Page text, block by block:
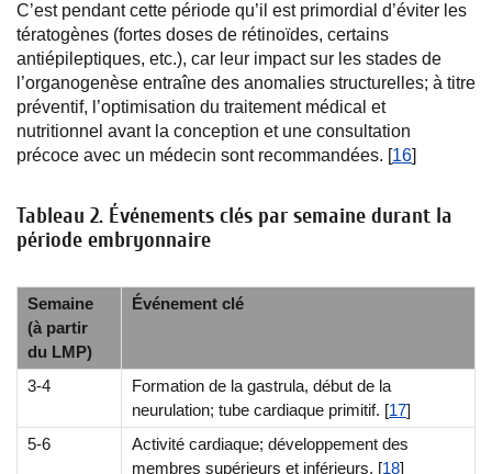
C’est pendant cette période qu’il est primordial d’éviter les
tératogènes (fortes doses de rétinoïdes, certains
antiépileptiques, etc.), car leur impact sur les stades de
l’organogenèse entraîne des anomalies structurelles; à titre
préventif, l’optimisation du traitement médical et
nutritionnel avant la conception et une consultation
précoce avec un médecin sont recommandées. [16]
Tableau 2. Événements clés par semaine durant la
période embryonnaire
Semaine
(à partir
du LMP)
Événement clé
3-4
Formation de la gastrula, début de la
neurulation; tube cardiaque primitif. [17]
5-6
Activité cardiaque; développement des
membres supérieurs et inférieurs. [18]